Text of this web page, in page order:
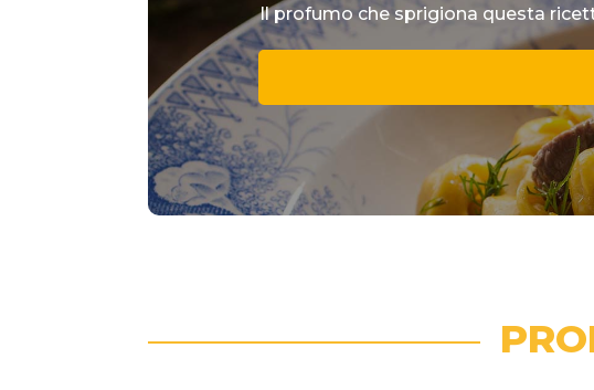
Il profumo che sprigiona questa